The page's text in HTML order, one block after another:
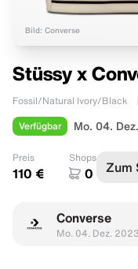
Bild: Converse
Stüssy x
Fossil/Natural Ivory/Black
Verfügbar Mo. 04. Dez.
Preis
110 €
Shops
0 Zum
Converse
Mo. 04. Dez.